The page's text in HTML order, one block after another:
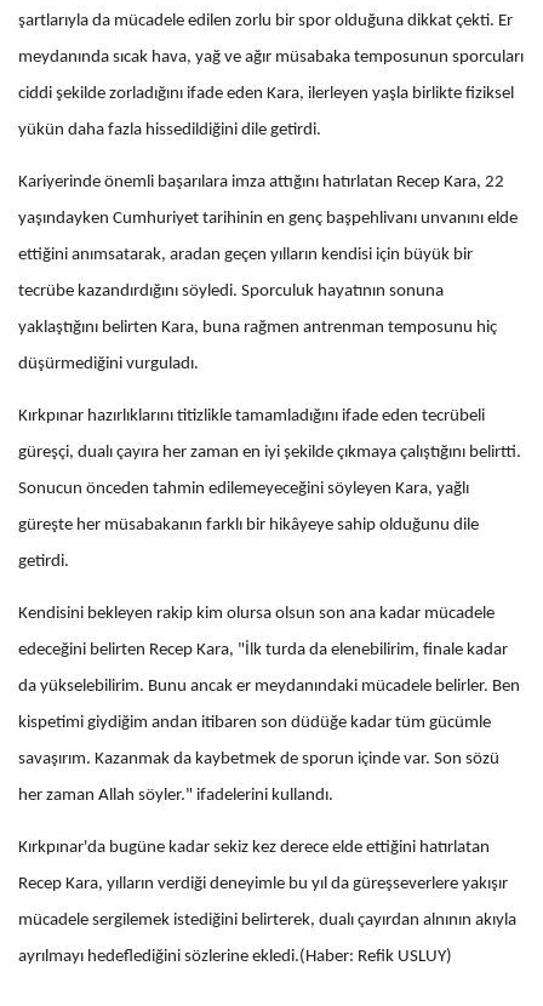
şartlarıyla da mücadele edilen zorlu bir spor olduğuna dikkat çekti. Er
meydanında sıcak hava, yağ ve ağır müsabaka temposunun sporcuları
ciddi şekilde zorladığını ifade eden Kara, ilerleyen yaşla birlikte fiziksel
yükün daha fazla hissedildiğini dile getirdi.
Kariyerinde önemli başarılara imza attığını hatırlatan Recep Kara, 22
yaşındayken Cumhuriyet tarihinin en genç başpehlivanı unvanını elde
ettiğini anımsatarak, aradan geçen yılların kendisi için büyük bir
tecrübe kazandırdığını söyledi. Sporculuk hayatının sonuna
yaklaştığını belirten Kara, buna rağmen antrenman temposunu hiç
düşürmediğini vurguladı.
Kırkpınar hazırlıklarını titizlikle tamamladığını ifade eden tecrübeli
güreşçi, dualı çayıra her zaman en iyi şekilde çıkmaya çalıştığını belirtti.
Sonucun önceden tahmin edilemeyeceğini söyleyen Kara, yağlı
güreşte her müsabakanın farklı bir hikâyeye sahip olduğunu dile
getirdi.
Kendisini bekleyen rakip kim olursa olsun son ana kadar mücadele
edeceğini belirten Recep Kara, "İlk turda da elenebilirim, finale kadar
da yükselebilirim. Bunu ancak er meydanındaki mücadele belirler. Ben
kispetimi giydiğim andan itibaren son düdüğe kadar tüm gücümle
savaşırım. Kazanmak da kaybetmek de sporun içinde var. Son sözü
her zaman Allah söyler." ifadelerini kullandı.
Kırkpınar'da bugüne kadar sekiz kez derece elde ettiğini hatırlatan
Recep Kara, yılların verdiği deneyimle bu yıl da güreşseverlere yakışır
mücadele sergilemek istediğini belirterek, dualı çayırdan alnının akıyla
ayrılmayı hedeflediğini sözlerine ekledi.(Haber: Refik USLUY)